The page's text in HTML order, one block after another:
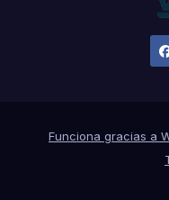
Funciona gracias a